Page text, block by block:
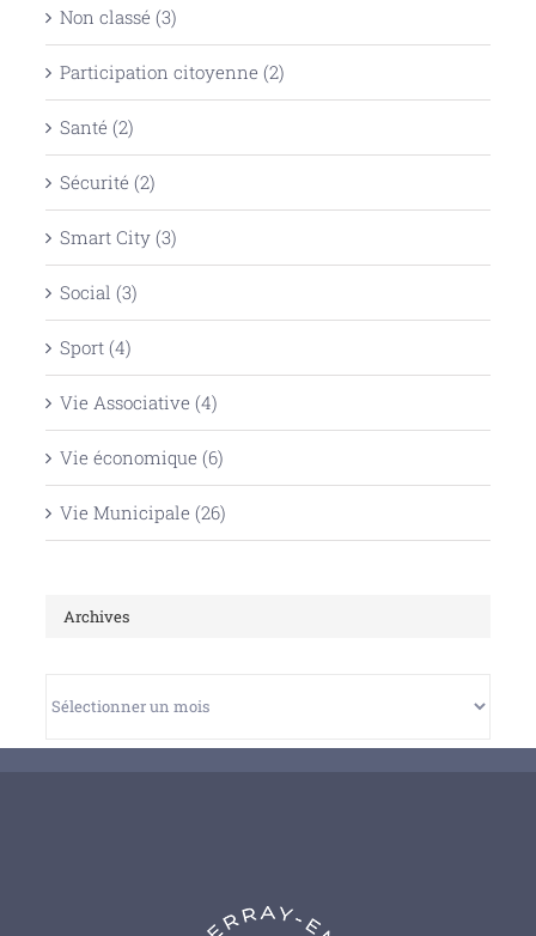
Non classé (3)
Participation citoyenne (2)
Santé (2)
Sécurité (2)
Smart City (3)
Social (3)
Sport (4)
Vie Associative (4)
Vie économique (6)
Vie Municipale (26)
Archives